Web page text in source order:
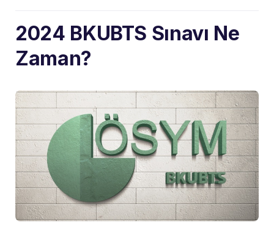
2024 BKUBTS Sınavı Ne
Zaman?